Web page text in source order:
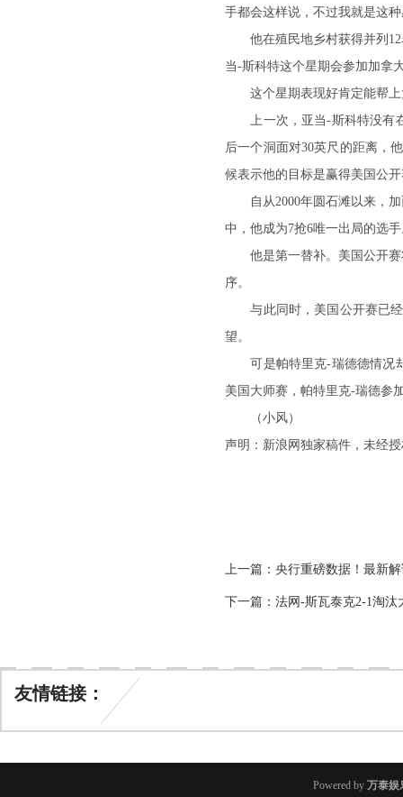
手都会这样说，不过我就是这种
他在殖民地乡村获得并列12
当-斯科特这个星期会参加加拿
这个星期表现好肯定能帮上
上一次，亚当-斯科特没有在
后一个洞面对30英尺的距离，
候表示他的目标是赢得美国公
自从2000年圆石滩以来，加
中，他成为7抢6唯一出局的选
他是第一替补。美国公开赛
序。
与此同时，美国公开赛已经
望。
可是帕特里克-瑞德德情况却
美国大师赛，帕特里克-瑞德参
（小风）
声明：新浪网独家稿件，未经
上一篇： 央行重磅数据！最新
下一篇： 法网-斯瓦泰克2-1淘汰
友情链接：
Powered by 万泰娱